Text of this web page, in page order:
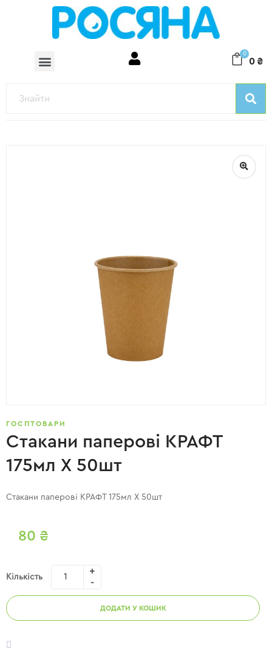
0
0 ₴
ГОСПТОВАРИ
Стакани паперові КРАФТ
175мл X 50шт
Стакани паперові КРАФТ 175мл X 50шт
80 ₴
Кількість
ДОДАТИ У КОШИК